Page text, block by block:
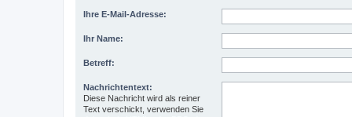
Ihre E-Mail-Adresse:
Ihr Name:
Betreff:
Nachrichtentext:
Diese Nachricht wird als reiner
Text verschickt, verwenden Sie